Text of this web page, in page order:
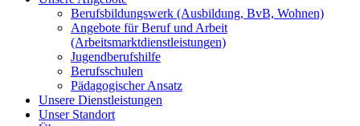
Berufsbildungswerk (Ausbildung, BvB, Wohnen)
Angebote für Beruf und Arbeit
(Arbeitsmarktdienstleistungen)
Jugendberufshilfe
Berufsschulen
Pädagogischer Ansatz
Unsere Dienstleistungen
Unser Standort